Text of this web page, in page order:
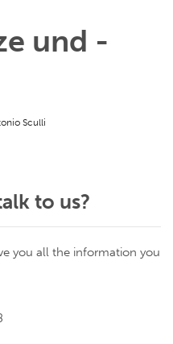
und -
Sculli
to us?
you all the information you